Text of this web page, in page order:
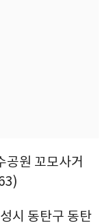
원 꼬모사거
시 동탄구 동탄